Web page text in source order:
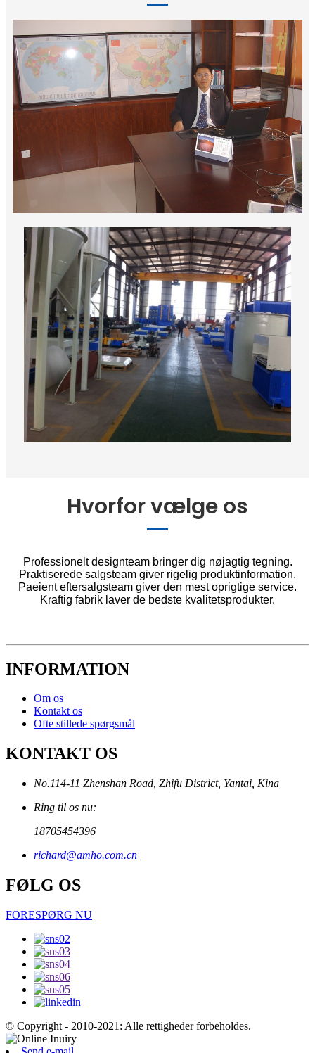
Hvorfor vælge os
Professionelt designteam bringer dig nøjagtig tegning.
Praktiserede salgsteam giver rigelig produktinformation.
Paeient eftersalgsteam giver den mest oprigtige service.
Kraftig fabrik laver de bedste kvalitetsprodukter.
INFORMATION
Om os
Kontakt os
Ofte stillede spørgsmål
KONTAKT OS
No.114-11 Zhenshan Road, Zhifu District, Yantai, Kina
Ring til os nu:
18705454396
richard@amho.com.cn
FØLG OS
FORESPØRG NU
© Copyright - 2010-2021: Alle rettigheder forbeholdes.